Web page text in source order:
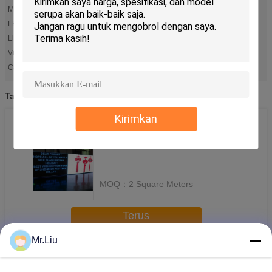
Kirimkan
Module resolution:
64*32
LED chip:
SMD2121
Life span:
Viewing distance:
Cahaya Tinggi:
Tag:
Dapatkan Harga Terbaik untuk
MOQ： 2 Square Meters
Terus
Lebih
Mr.Liu